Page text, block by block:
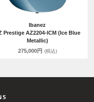
Ibanez
Prestige AZ2204-ICM (Ice Blue
Metallic)
275,000円 (税込)